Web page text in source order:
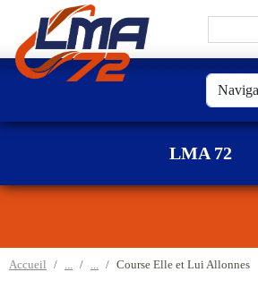
LMA 72
Accueil Course Elle et Lui Allonnes
Panneau de gestion des cookies